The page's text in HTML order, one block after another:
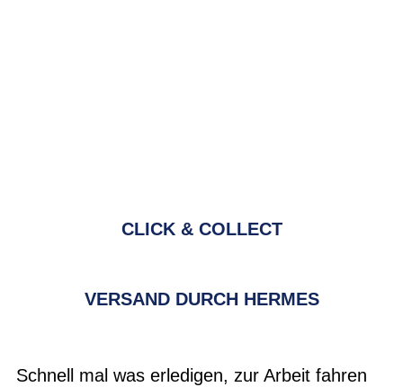
CLICK & COLLECT
VERSAND DURCH HERMES
Schnell mal was erledigen, zur Arbeit fahren